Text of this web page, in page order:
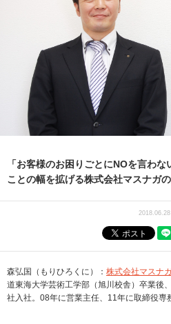
「お客様のお困りごとにNOを言わ
ことの幅を拡げる株式会社マスナガ
2018.06.28
森弘国（もりひろくに）： 株式会社マスナ
道東海大学芸術工学部（旭川校舎）卒業後
社入社。08年に営業主任、11年に取締役専